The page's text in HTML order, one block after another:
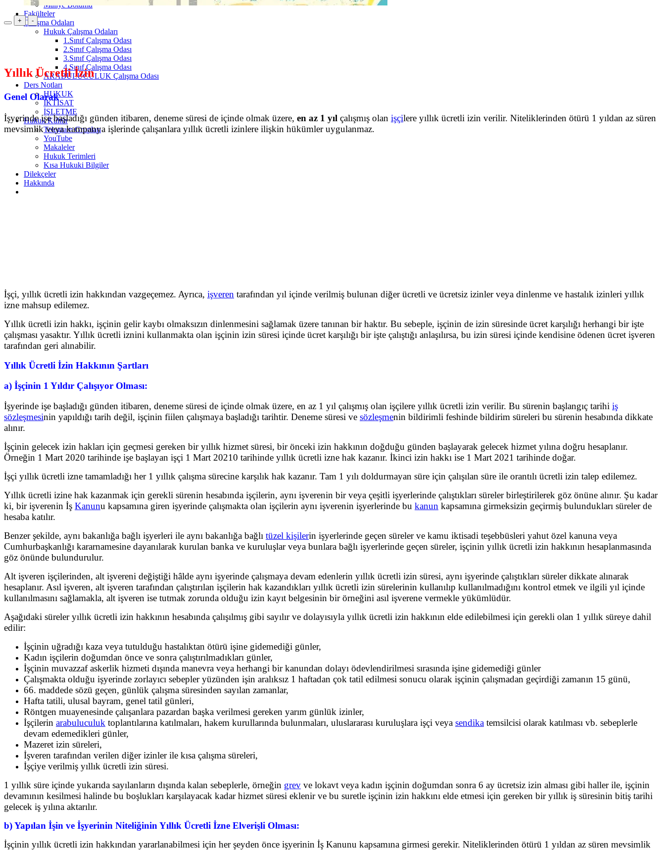
Maliye Bölümü
Fakülteler
Çalışma Odaları
Hukuk Çalışma Odaları
1.Sınıf Çalışma Odası
2.Sınıf Çalışma Odası
3.Sınıf Çalışma Odası
4.Sınıf Çalışma Odası
ARABULUCULUK Çalışma Odası
Ders Notları
HUKUK
İKTİSAT
İŞLETME
Hukuk Kültür
Telegram Grupları
YouTube
Makaleler
Hukuk Terimleri
Kısa Hukuki Bilgiler
Dilekçeler
Hakkında
+ -
Yıllık Ücretli İzin
Genel Olarak
İşyerinde işe başladığı günden itibaren, deneme süresi de içinde olmak üzere, en az 1 yıl çalışmış olan işçilere yıllık ücretli izin verilir. Niteliklerinden ötürü 1 yıldan az süren
mevsimlik veya kampanya işlerinde çalışanlara yıllık ücretli izinlere ilişkin hükümler uygulanmaz.
İşçi, yıllık ücretli izin hakkından vazgeçemez. Ayrıca, işveren tarafından yıl içinde verilmiş bulunan diğer ücretli ve ücretsiz izinler veya dinlenme ve hastalık izinleri yıllık
izne mahsup edilemez.
Yıllık ücretli izin hakkı, işçinin gelir kaybı olmaksızın dinlenmesini sağlamak üzere tanınan bir haktır. Bu sebeple, işçinin de izin süresinde ücret karşılığı herhangi bir işte
çalışması yasaktır. Yıllık ücretli iznini kullanmakta olan işçinin izin süresi içinde ücret karşılığı bir işte çalıştığı anlaşılırsa, bu izin süresi içinde kendisine ödenen ücret işveren
tarafından geri alınabilir.
Yıllık Ücretli İzin Hakkının Şartları
a) İşçinin 1 Yıldır Çalışıyor Olması:
İşyerinde işe başladığı günden itibaren, deneme süresi de içinde olmak üzere, en az 1 yıl çalışmış olan işçilere yıllık ücretli izin verilir. Bu sürenin başlangıç tarihi iş
sözleşmesinin yapıldığı tarih değil, işçinin fiilen çalışmaya başladığı tarihtir. Deneme süresi ve sözleşmenin bildirimli feshinde bildirim süreleri bu sürenin hesabında dikkate
alınır.
İşçinin gelecek izin hakları için geçmesi gereken bir yıllık hizmet süresi, bir önceki izin hakkının doğduğu günden başlayarak gelecek hizmet yılına doğru hesaplanır.
Örneğin 1 Mart 2020 tarihinde işe başlayan işçi 1 Mart 20210 tarihinde yıllık ücretli izne hak kazanır. İkinci izin hakkı ise 1 Mart 2021 tarihinde doğar.
İşçi yıllık ücretli izne tamamladığı her 1 yıllık çalışma sürecine karşılık hak kazanır. Tam 1 yılı doldurmayan süre için çalışılan süre ile orantılı ücretli izin talep edilemez.
Yıllık ücretli izine hak kazanmak için gerekli sürenin hesabında işçilerin, aynı işverenin bir veya çeşitli işyerlerinde çalıştıkları süreler birleştirilerek göz önüne alınır. Şu kadar
ki, bir işverenin İş Kanunu kapsamına giren işyerinde çalışmakta olan işçilerin aynı işverenin işyerlerinde bu kanun kapsamına girmeksizin geçirmiş bulundukları süreler de
hesaba katılır.
Benzer şekilde, aynı bakanlığa bağlı işyerleri ile aynı bakanlığa bağlı tüzel kişilerin işyerlerinde geçen süreler ve kamu iktisadi teşebbüsleri yahut özel kanuna veya
Cumhurbaşkanlığı kararnamesine dayanılarak kurulan banka ve kuruluşlar veya bunlara bağlı işyerlerinde geçen süreler, işçinin yıllık ücretli izin hakkının hesaplanmasında
göz önünde bulundurulur.
Alt işveren işçilerinden, alt işvereni değiştiği hâlde aynı işyerinde çalışmaya devam edenlerin yıllık ücretli izin süresi, aynı işyerinde çalıştıkları süreler dikkate alınarak
hesaplanır. Asıl işveren, alt işveren tarafından çalıştırılan işçilerin hak kazandıkları yıllık ücretli izin sürelerinin kullanılıp kullanılmadığını kontrol etmek ve ilgili yıl içinde
kullanılmasını sağlamakla, alt işveren ise tutmak zorunda olduğu izin kayıt belgesinin bir örneğini asıl işverene vermekle yükümlüdür.
Aşağıdaki süreler yıllık ücretli izin hakkının hesabında çalışılmış gibi sayılır ve dolayısıyla yıllık ücretli izin hakkının elde edilebilmesi için gerekli olan 1 yıllık süreye dahil
edilir:
İşçinin uğradığı kaza veya tutulduğu hastalıktan ötürü işine gidemediği günler,
Kadın işçilerin doğumdan önce ve sonra çalıştırılmadıkları günler,
İşçinin muvazzaf askerlik hizmeti dışında manevra veya herhangi bir kanundan dolayı ödevlendirilmesi sırasında işine gidemediği günler
Çalışmakta olduğu işyerinde zorlayıcı sebepler yüzünden işin aralıksız 1 haftadan çok tatil edilmesi sonucu olarak işçinin çalışmadan geçirdiği zamanın 15 günü,
66. maddede sözü geçen, günlük çalışma süresinden sayılan zamanlar,
Hafta tatili, ulusal bayram, genel tatil günleri,
Röntgen muayenesinde çalışanlara pazardan başka verilmesi gereken yarım günlük izinler,
İşçilerin arabuluculuk toplantılarına katılmaları, hakem kurullarında bulunmaları, uluslararası kuruluşlara işçi veya sendika temsilcisi olarak katılması vb. sebeplerle
devam edemedikleri günler,
Mazeret izin süreleri,
İşveren tarafından verilen diğer izinler ile kısa çalışma süreleri,
İşçiye verilmiş yıllık ücretli izin süresi.
1 yıllık süre içinde yukarıda sayılanların dışında kalan sebeplerle, örneğin grev ve lokavt veya kadın işçinin doğumdan sonra 6 ay ücretsiz izin alması gibi haller ile, işçinin
devamının kesilmesi halinde bu boşlukları karşılayacak kadar hizmet süresi eklenir ve bu suretle işçinin izin hakkını elde etmesi için gereken bir yıllık iş süresinin bitiş tarihi
gelecek iş yılına aktarılır.
b) Yapılan İşin ve İşyerinin Niteliğinin Yıllık Ücretli İzne Elverişli Olması:
İşçinin yıllık ücretli izin hakkından yararlanabilmesi için her şeyden önce işyerinin İş Kanunu kapsamına girmesi gerekir. Niteliklerinden ötürü 1 yıldan az süren mevsimlik